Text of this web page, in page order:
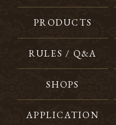
PRODUCTS
RULES / Q&A
SHOPS
APPLICATION